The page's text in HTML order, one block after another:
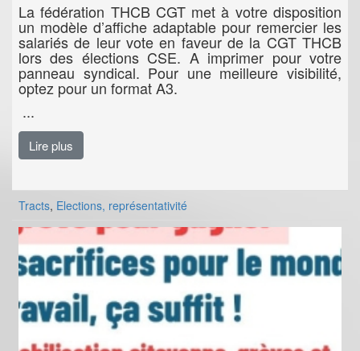
La fédération THCB CGT met à votre disposition
un modèle d’affiche adaptable pour remercier les
salariés de leur vote en faveur de la CGT THCB
lors des élections CSE. A imprimer pour votre
panneau syndical. Pour une meilleure visibilité,
optez pour un format A3.
...
Lire plus
Tracts, Elections, représentativité